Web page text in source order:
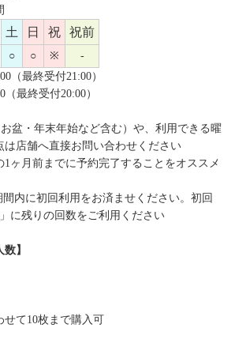
土 日 祝 祝前
○ ○ ※
-
（最終受付21:00）
（最終受付20:00）
盆・年末年始など含む）や、利用できる曜
は店舗へ直接お問い合わせください
ヶ月前までに予約完了することをオススメ
内に初回利用をお済ませください。初回
に残りの回数をご利用ください
】
て10枚まで購入可